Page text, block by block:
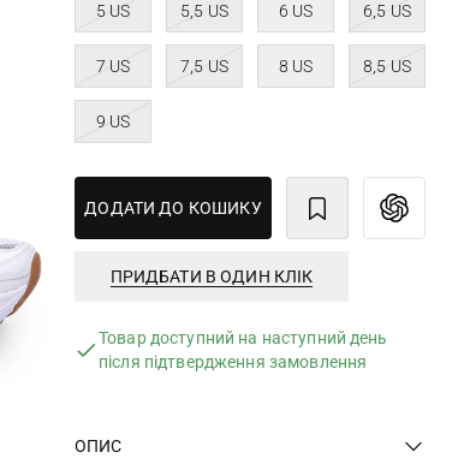
5 US 5,5 US 6 US 6,5 US
7 US 7,5 US 8 US 8,5 US
9 US
ДОДАТИ ДО КОШИКУ
ПРИДБАТИ В ОДИН КЛІК
Товар доступний на наступний день
після підтвердження замовлення
ОПИС